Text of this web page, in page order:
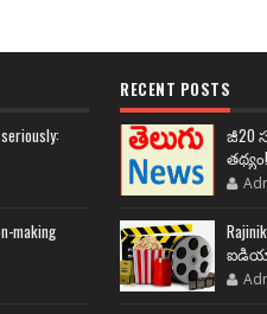
making
RECENT POSTS
జీ20
తథ్యం!